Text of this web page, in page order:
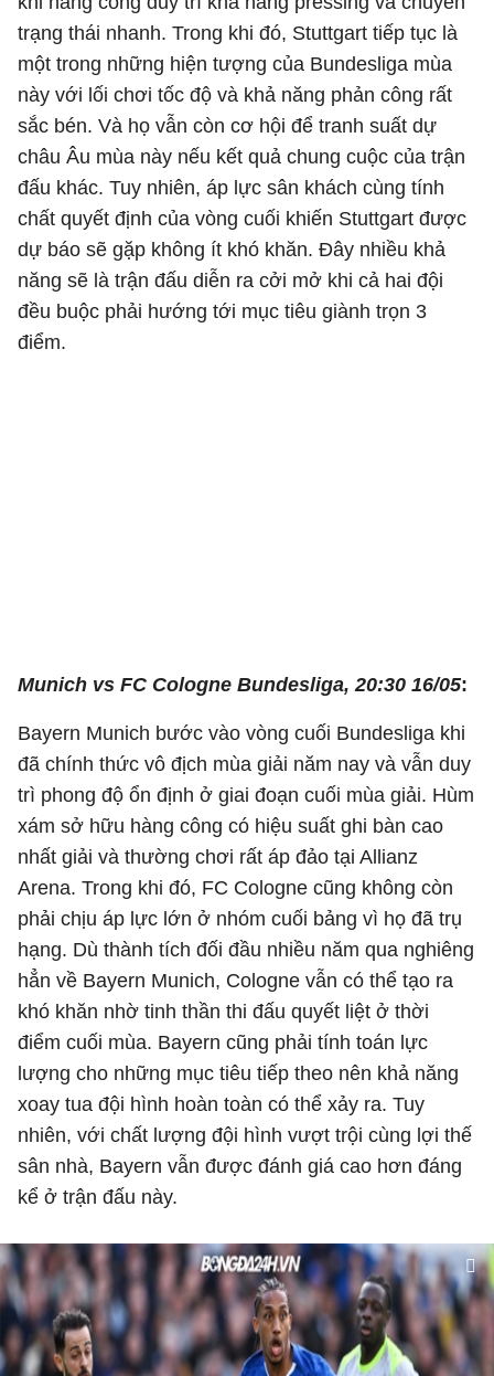
trạng thái nhanh. Trong khi đó, Stuttgart tiếp tục là
một trong những hiện tượng của Bundesliga mùa
này với lối chơi tốc độ và khả năng phản công rất
sắc bén. Và họ vẫn còn cơ hội để tranh suất dự
châu Âu mùa này nếu kết quả chung cuộc của trận
đấu khác. Tuy nhiên, áp lực sân khách cùng tính
chất quyết định của vòng cuối khiến Stuttgart được
dự báo sẽ gặp không ít khó khăn. Đây nhiều khả
năng sẽ là trận đấu diễn ra cởi mở khi cả hai đội
đều buộc phải hướng tới mục tiêu giành trọn 3
điểm.
Munich vs FC Cologne Bundesliga, 20:30 16/05:
Bayern Munich bước vào vòng cuối Bundesliga khi
đã chính thức vô địch mùa giải năm nay và vẫn duy
trì phong độ ổn định ở giai đoạn cuối mùa giải. Hùm
xám sở hữu hàng công có hiệu suất ghi bàn cao
nhất giải và thường chơi rất áp đảo tại Allianz
Arena. Trong khi đó, FC Cologne cũng không còn
phải chịu áp lực lớn ở nhóm cuối bảng vì họ đã trụ
hạng. Dù thành tích đối đầu nhiều năm qua nghiêng
hẳn về Bayern Munich, Cologne vẫn có thể tạo ra
khó khăn nhờ tinh thần thi đấu quyết liệt ở thời
điểm cuối mùa. Bayern cũng phải tính toán lực
lượng cho những mục tiêu tiếp theo nên khả năng
xoay tua đội hình hoàn toàn có thể xảy ra. Tuy
nhiên, với chất lượng đội hình vượt trội cùng lợi thế
sân nhà, Bayern vẫn được đánh giá cao hơn đáng
kể ở trận đấu này.